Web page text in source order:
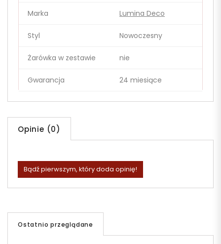
Marka Lumina Deco
Styl Nowoczesny
Żarówka w zestawie nie
Gwarancja 24 miesiące
Opinie (0)
Bądź pierwszym, który doda opinię!
Ostatnio przeglądane